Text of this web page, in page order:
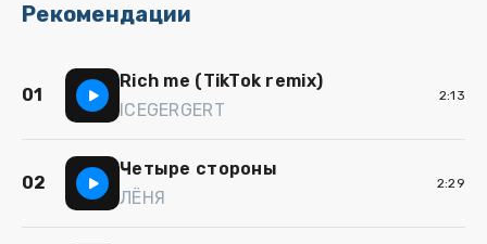
Рекомендации
01
Rich me (TikTok remix)
ICEGERGERT
2:13
02
Четыре стороны
ЛЁНЯ
2:29